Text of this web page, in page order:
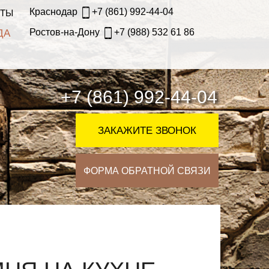
Краснодар
+7 (861) 992-44-04
Ростов-на-Дону
+7 (988) 532 61 86
+7 (861) 992-44-04
ЗАКАЖИТЕ ЗВОНОК
ФОРМА ОБРАТНОЙ СВЯЗИ